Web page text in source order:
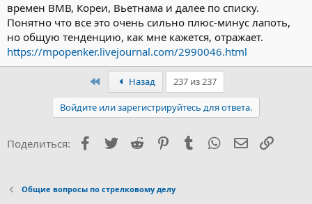
времен ВМВ, Кореи, Вьетнама и далее по списку.
Понятно что все это очень сильно плюс-минус лапоть,
но общую тенденцию, как мне кажется, отражает.
https://mpopenker.livejournal.com/2990046.html
ПервыйНазад 237 из 237
Войдите или зарегистрируйтесь для ответа.
Поделиться: Facebook
Twitter Reddit PinterestTumblr WhatsApp
Общие вопросы по стрелковому делу